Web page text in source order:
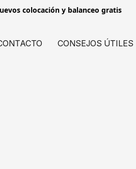
colocación y balanceo gratis
CONSEJOS ÚTILES